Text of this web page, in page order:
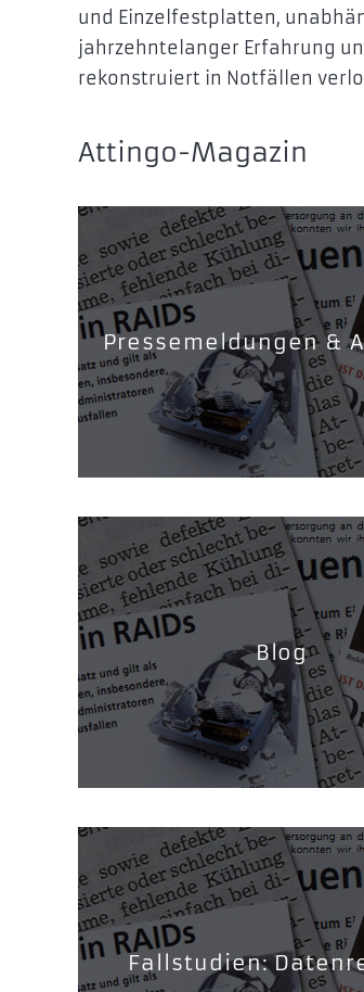
und Einzelfestplatten,
jahrzehntelanger Erfahrung
rekonstruiert in Notfällen
Attingo-Magazin
Pressemeldungen &
Blog
Fallstudien: